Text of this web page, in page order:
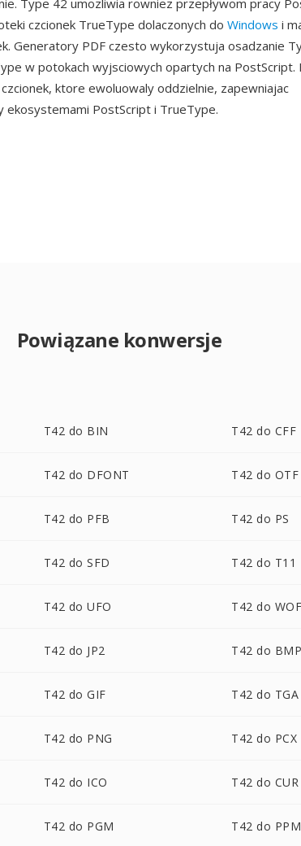
Type 42 umozliwia rowniez przepływom pracy
czcionek TrueType dolaczonych do Windows i
Generatory PDF czesto wykorzystuja osadzanie
w potokach wyjsciowych opartych na PostScript.
ktore ewoluowaly oddzielnie, zapewniajac
ekosystemami PostScript i TrueType.
Powiązane konwersje
T42 do BIN T42 do CFF
T42 do DFONT T42 do OTF
T42 do PFB T42 do PS
T42 do SFD T42 do T11
T42 do UFO T42 do
T42 do JP2 T42 do BMP
T42 do GIF T42 do TGA
T42 do PNG T42 do PCX
T42 do ICO T42 do CUR
T42 do PGM T42 do PPM